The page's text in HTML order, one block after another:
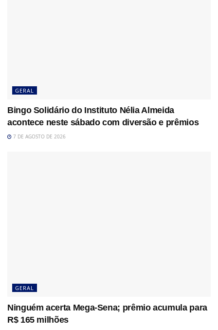
GERAL
Bingo Solidário do Instituto Nélia Almeida
acontece neste sábado com diversão e prêmios
7 DE AGOSTO DE 2026
GERAL
Ninguém acerta Mega-Sena; prêmio acumula para
R$ 165 milhões